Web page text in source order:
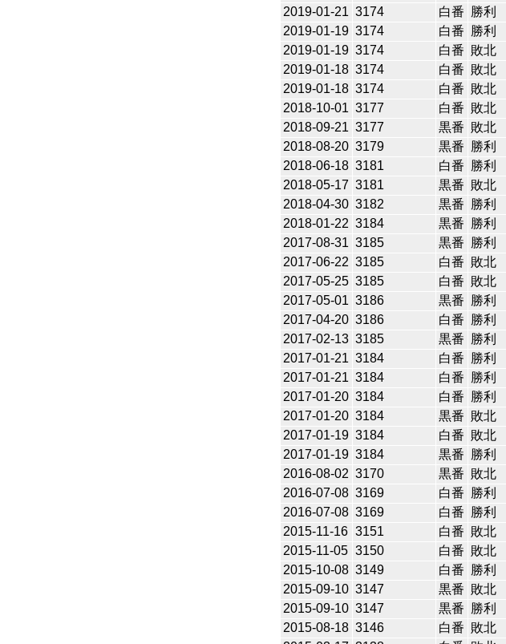
2019-01-21 3174 白番 勝利
2019-01-19 3174 白番 勝利
2019-01-19 3174 白番 敗北
2019-01-18 3174 白番 敗北
2019-01-18 3174 白番 敗北
2018-10-01 3177 白番 敗北
2018-09-21 3177 黒番 敗北
2018-08-20 3179 黒番 勝利
2018-06-18 3181 白番 勝利
2018-05-17 3181 黒番 敗北
2018-04-30 3182 黒番 勝利
2018-01-22 3184 黒番 勝利
2017-08-31 3185 黒番 勝利
2017-06-22 3185 白番 敗北
2017-05-25 3185 白番 敗北
2017-05-01 3186 黒番 勝利
2017-04-20 3186 白番 勝利
2017-02-13 3185 黒番 勝利
2017-01-21 3184 白番 勝利
2017-01-21 3184 白番 勝利
2017-01-20 3184 白番 勝利
2017-01-20 3184 黒番 敗北
2017-01-19 3184 白番 敗北
2017-01-19 3184 黒番 勝利
2016-08-02 3170 黒番 敗北
2016-07-08 3169 白番 勝利
2016-07-08 3169 白番 勝利
2015-11-16 3151 白番 敗北
2015-11-05 3150 白番 敗北
2015-10-08 3149 白番 勝利
2015-09-10 3147 黒番 敗北
2015-09-10 3147 黒番 勝利
2015-08-18 3146 白番 敗北